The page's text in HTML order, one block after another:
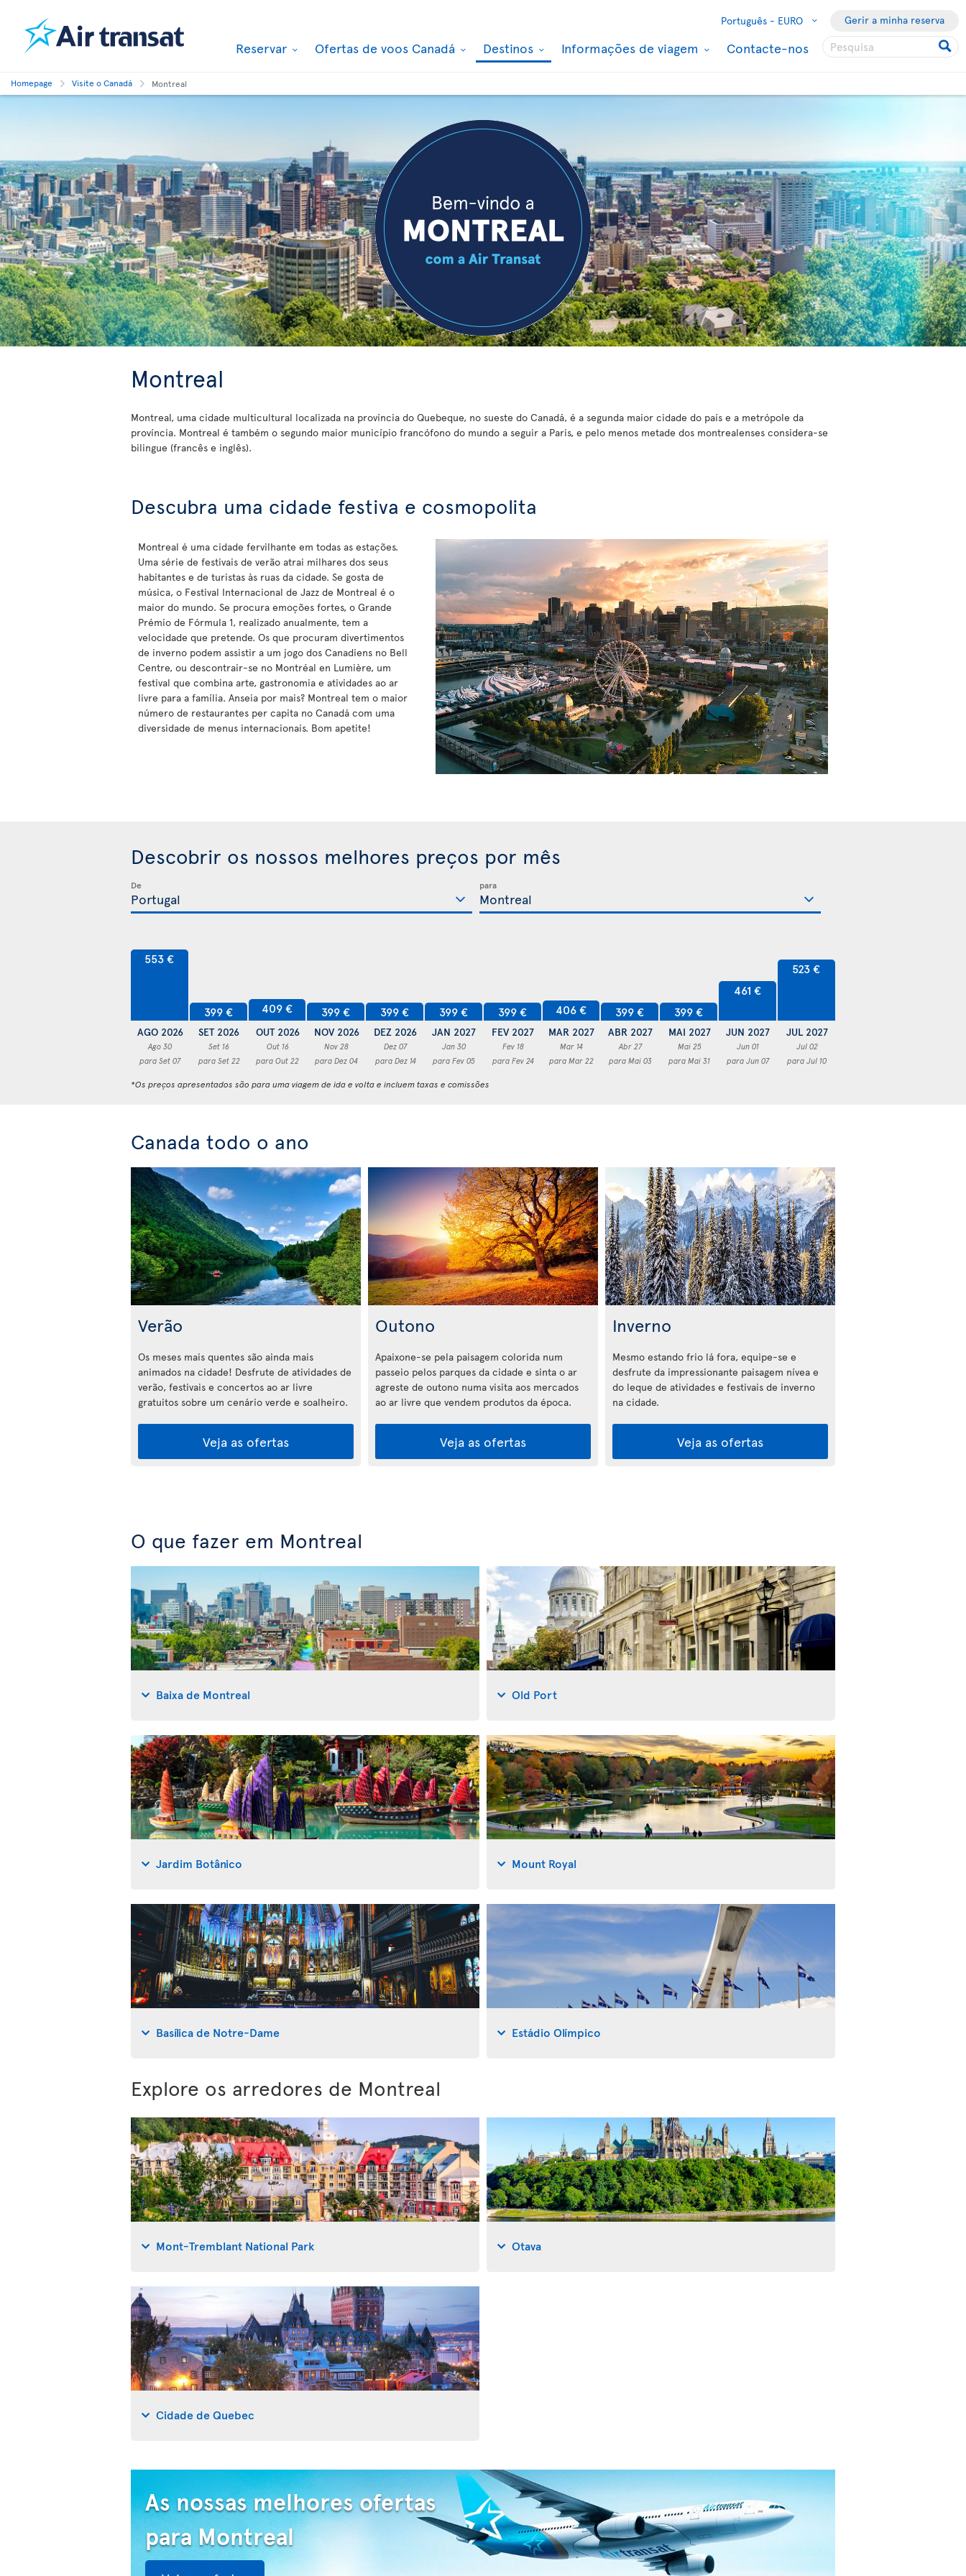
Português - EURO Gerir a minha reserva
Reservar Ofertas de voos Canadá Destinos Informações de viagem Contacte-nos
Homepage Visite o Canadá Montreal
Montreal
Montreal, uma cidade multicultural localizada na província do Quebeque, no sueste do Canadá, é a segunda maior cidade do país e a metrópole da
província. Montreal é também o segundo maior município francófono do mundo a seguir a Paris, e pelo menos metade dos montrealenses considera-se
bilingue (francês e inglês).
Descubra uma cidade festiva e cosmopolita
Montreal é uma cidade fervilhante em todas as estações.
Uma série de festivais de verão atrai milhares dos seus
habitantes e de turistas às ruas da cidade. Se gosta de
música, o Festival Internacional de Jazz de Montreal é o
maior do mundo. Se procura emoções fortes, o Grande
Prémio de Fórmula 1, realizado anualmente, tem a
velocidade que pretende. Os que procuram divertimentos
de inverno podem assistir a um jogo dos Canadiens no Bell
Centre, ou descontrair-se no Montréal en Lumière, um
festival que combina arte, gastronomia e atividades ao ar
livre para a família. Anseia por mais? Montreal tem o maior
número de restaurantes per capita no Canadá com uma
diversidade de menus internacionais. Bom apetite!
Descobrir os nossos melhores preços por mês
De para
553 €
AGO 2026
Ago 30
para Set 07
399 €
SET 2026
Set 16
para Set 22
409 €
OUT 2026
Out 16
para Out 22
399 €
NOV 2026
Nov 28
para Dez 04
399 €
DEZ 2026
Dez 07
para Dez 14
399 €
JAN 2027
Jan 30
para Fev 05
399 €
FEV 2027
Fev 18
para Fev 24
406 €
MAR 2027
Mar 14
para Mar 22
399 €
ABR 2027
Abr 27
para Mai 03
399 €
MAI 2027
Mai 25
para Mai 31
461 €
JUN 2027
Jun 01
para Jun 07
523 €
JUL 2027
Jul 02
para Jul 10
*Os preços apresentados são para uma viagem de ida e volta e incluem taxas e comissões
Canada todo o ano
Verão
Os meses mais quentes são ainda mais
animados na cidade! Desfrute de atividades de
verão, festivais e concertos ao ar livre
gratuitos sobre um cenário verde e soalheiro.
Veja as ofertas
Outono
Apaixone-se pela paisagem colorida num
passeio pelos parques da cidade e sinta o ar
agreste de outono numa visita aos mercados
ao ar livre que vendem produtos da época.
Veja as ofertas
Inverno
Mesmo estando frio lá fora, equipe-se e
desfrute da impressionante paisagem nívea e
do leque de atividades e festivais de inverno
na cidade.
Veja as ofertas
O que fazer em Montreal
Baixa de Montreal Old Port
Jardim Botânico Mount Royal
Basílica de Notre-Dame Estádio Olímpico
Explore os arredores de Montreal
Mont-Tremblant National Park Otava
Cidade de Quebec
As nossas melhores ofertas
para Montreal